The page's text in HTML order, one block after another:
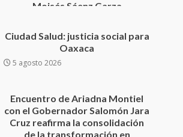
con el Gobernador Salomón Jara
Cruz reafirma la consolidación
de la transformación en
Secretaría de Gobierno refuerza
presencia institucional en San
Juan Mazatlán